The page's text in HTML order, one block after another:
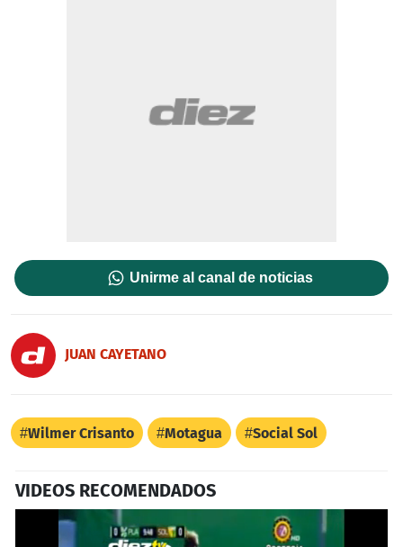
Unirme al canal de noticias
JUAN CAYETANO
Wilmer Crisanto Motagua Social Sol
VIDEOS RECOMENDADOS